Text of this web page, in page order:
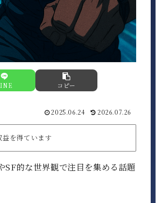
コピー
2025.06.24 2026.07.26
を得ています
的な世界観で注目を集める話題